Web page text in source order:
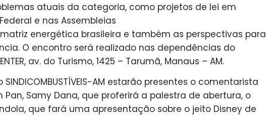
atuais da categoria, como projetos de lei em
e nas Assembleias
energética brasileira e também as perspectivas para
O encontro será realizado nas dependências do
av. do Turismo, 1425 – Tarumã, Manaus – AM.
AM estarão presentes o comentarista
Pan, Samy Dana, que proferirá a palestra de abertura, o
que fará uma apresentação sobre o jeito Disney de